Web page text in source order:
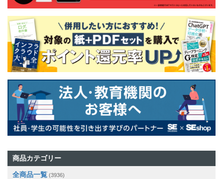
商品カテゴリー
全商品一覧 (3936)